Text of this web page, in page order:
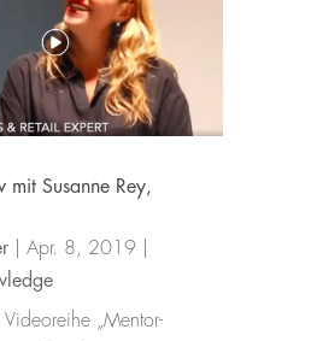
mit Susanne Rey,
|Apr. 8, 2019
Videoreihe „Mentor-